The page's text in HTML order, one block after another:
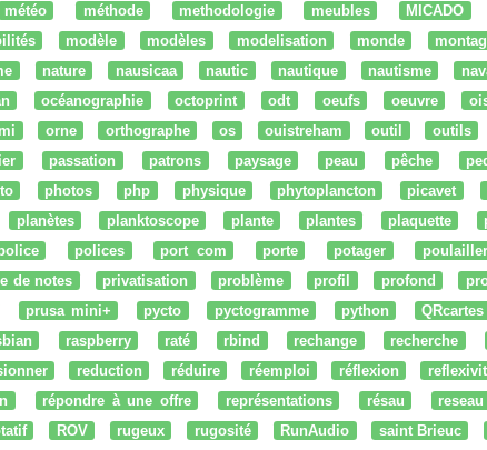
météo méthode methodologie meubles MICADO
modèle modèles modelisation monde
nature nausicaa nautic nautique nautisme
océanographie octoprint odt oeufs oeuvre
orne orthographe os ouistreham outil outils
passation patrons paysage peau pêche
photos php physique phytoplancton picavet
planètes planktoscope plante plantes plaquette
polices port com porte potager poulailler
de notes privatisation problème profil profond
prusa mini+ pycto pyctogramme python QRcartes
raspberry raté rbind rechange recherche
reduction réduire réemploi réflexion
répondre à une offre représentations résau reseau
ROV rugeux rugosité RunAudio saint Brieuc